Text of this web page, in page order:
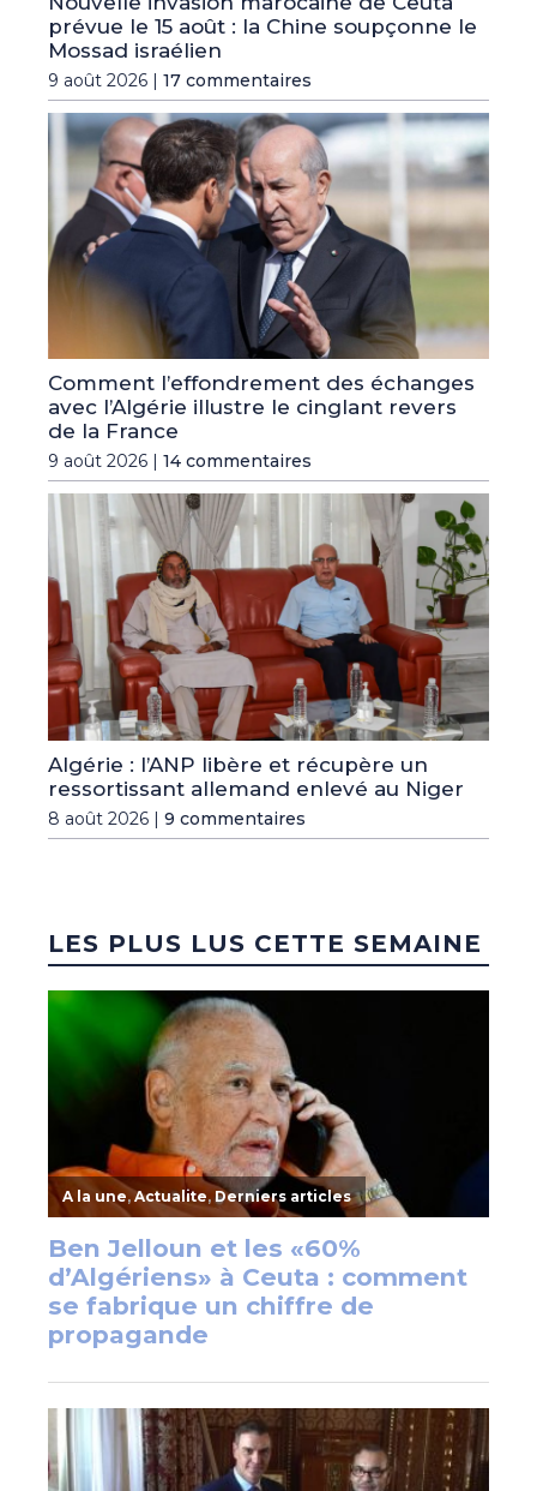
prévue le 15 août : la Chine soupçonne le
Mossad israélien
9 août 2026 | 17 commentaires
Comment l’effondrement des échanges
avec l’Algérie illustre le cinglant revers
de la France
9 août 2026 | 14 commentaires
Algérie : l’ANP libère et récupère un
ressortissant allemand enlevé au Niger
8 août 2026 | 9 commentaires
LES PLUS LUS CETTE SEMAINE